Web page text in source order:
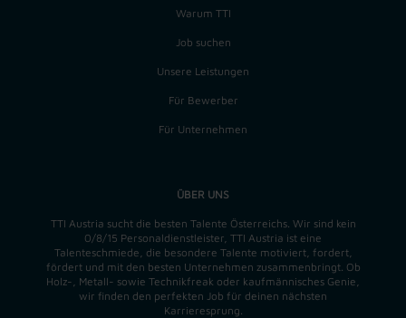
Warum TTI
Job suchen
Unsere Leistungen
Für Bewerber
Für Unternehmen
ÜBER UNS
TTI Austria sucht die besten Talente Österreichs. Wir sind kein
0/8/15 Personaldienstleister, TTI Austria ist eine
Talenteschmiede, die besondere Talente motiviert, fordert,
fördert und mit den besten Unternehmen zusammenbringt. Ob
Holz-, Metall- sowie Technikfreak oder kaufmännisches Genie,
wir finden den perfekten Job für deinen nächsten
Karrieresprung.